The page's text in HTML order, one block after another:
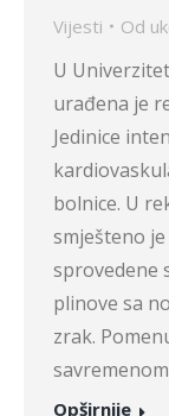
Vijesti Od
U
urađena je
Jedinice
bolnice. U
smješteno
sprovedene
plinove sa
zrak.
Opširnije